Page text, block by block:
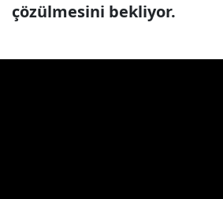
çözülmesini bekliyor.